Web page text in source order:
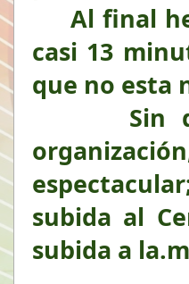
Al final he
casi 13
que no esta
Sin
subida al
subida a